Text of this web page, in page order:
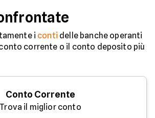
i conti delle banche operanti
corrente o il conto deposito più
Conto Corrente
Trova il miglior conto